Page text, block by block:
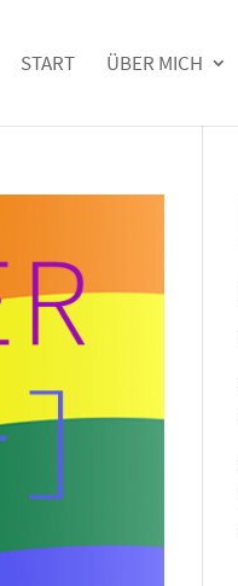
START ÜBER MICH